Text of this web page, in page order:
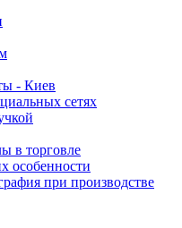
- Киев
сетях
в торговле
особенности
при производстве